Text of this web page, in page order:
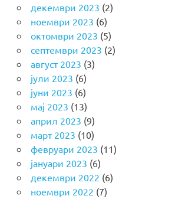
декември 2023 (2)
ноември 2023 (6)
октомври 2023 (5)
септември 2023 (2)
август 2023 (3)
јули 2023 (6)
јуни 2023 (6)
мај 2023 (13)
април 2023 (9)
март 2023 (10)
февруари 2023 (11)
јануари 2023 (6)
декември 2022 (6)
ноември 2022 (7)